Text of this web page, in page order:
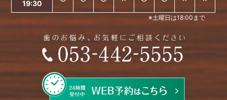
19:30
※土曜日は18:00まで